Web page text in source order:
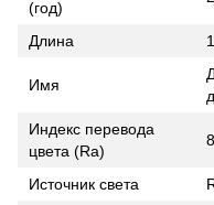
(год)
Длина
Имя
Индекс перевода
цвета (Ra)
Источник света